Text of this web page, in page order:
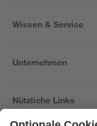
Wissen & Service
Unternehmen
Nützliche Links